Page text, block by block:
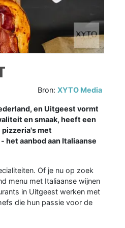
Bron:XYTO Media
en Uitgeest vormt
en smaak, heeft een
met
aanbod aan Italiaanse
Of je nu op zoek
menu met Italiaanse wijnen
in Uitgeest werken met
die hun passie voor de